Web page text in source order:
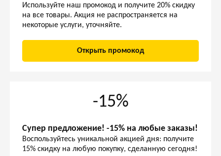
Используйте наш промокод и получите 20% скидку
на все товары. Акция не распространяется на
некоторые услуги, уточняйте.
Открыть промокод
-15%
Супер предложение! -15% на любые заказы!
Воспользуйтесь уникальной акцией дня: получите
15% скидку на любую покупку, сделанную сегодня!